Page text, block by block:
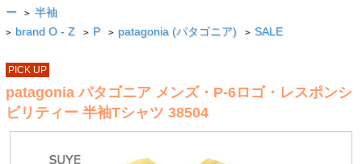
ー
> 半袖
> brand O - Z > P > patagonia (パタゴニア) > SALE
PICK UP
patagonia パタゴニア メンズ・P-6ロゴ・レスポンシ
ビリティー 半袖Tシャツ 38504